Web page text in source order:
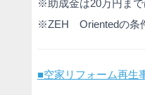
※助成金は20万円まで
※ZEH Orientedの条
■空家リフォーム再生